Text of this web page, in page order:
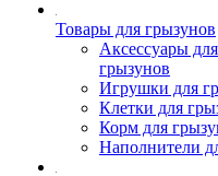
Товары для грызунов
Аксессуары для
грызунов
Игрушки для
Клетки для
Корм для
Наполнители